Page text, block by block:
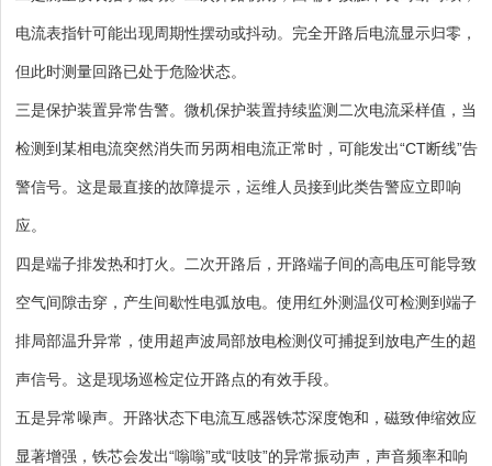
电流表指针可能出现周期性摆动或抖动。完全开路后电流显示归零，
但此时测量回路已处于危险状态。
三是保护装置异常告警。微机保护装置持续监测二次电流采样值，当
检测到某相电流突然消失而另两相电流正常时，可能发出“CT断线”告
警信号。这是最直接的故障提示，运维人员接到此类告警应立即响
应。
四是端子排发热和打火。二次开路后，开路端子间的高电压可能导致
空气间隙击穿，产生间歇性电弧放电。使用红外测温仪可检测到端子
排局部温升异常，使用超声波局部放电检测仪可捕捉到放电产生的超
声信号。这是现场巡检定位开路点的有效手段。
五是异常噪声。开路状态下电流互感器铁芯深度饱和，磁致伸缩效应
显著增强，铁芯会发出“嗡嗡”或“吱吱”的异常振动声，声音频率和响